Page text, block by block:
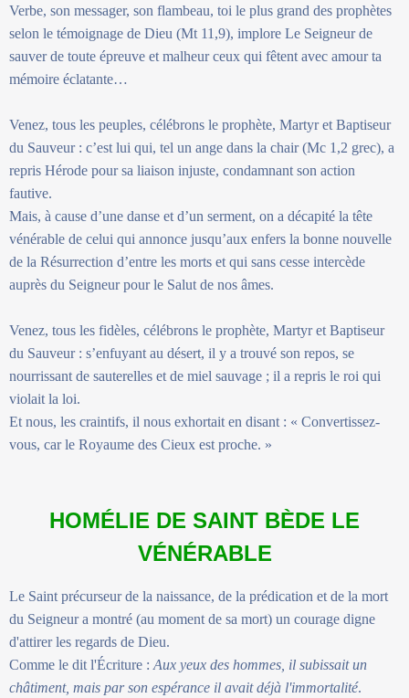
Verbe, son messager, son flambeau, toi le plus grand des prophètes
selon le témoignage de Dieu (Mt 11,9), implore Le Seigneur de
sauver de toute épreuve et malheur ceux qui fêtent avec amour ta
mémoire éclatante…
Venez, tous les peuples, célébrons le prophète, Martyr et Baptiseur
du Sauveur : c’est lui qui, tel un ange dans la chair (Mc 1,2 grec), a
repris Hérode pour sa liaison injuste, condamnant son action
fautive.
Mais, à cause d’une danse et d’un serment, on a décapité la tête
vénérable de celui qui annonce jusqu’aux enfers la bonne nouvelle
de la Résurrection d’entre les morts et qui sans cesse intercède
auprès du Seigneur pour le Salut de nos âmes.
Venez, tous les fidèles, célébrons le prophète, Martyr et Baptiseur
du Sauveur : s’enfuyant au désert, il y a trouvé son repos, se
nourrissant de sauterelles et de miel sauvage ; il a repris le roi qui
violait la loi.
Et nous, les craintifs, il nous exhortait en disant : « Convertissez-
vous, car le Royaume des Cieux est proche. »
HOMÉLIE DE SAINT BÈDE LE
VÉNÉRABLE
Le Saint précurseur de la naissance, de la prédication et de la mort
du Seigneur a montré (au moment de sa mort) un courage digne
d'attirer les regards de Dieu.
Comme le dit l'Écriture : Aux yeux des hommes, il subissait un
châtiment, mais par son espérance il avait déjà l'immortalité.